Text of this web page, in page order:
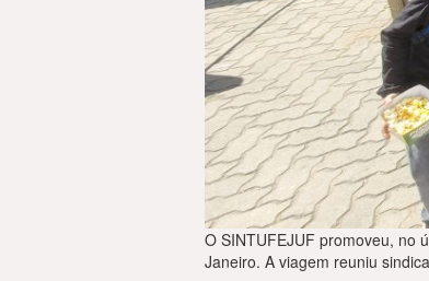
O SINTUFEJUF promoveu, no
Janeiro. A viagem reuniu